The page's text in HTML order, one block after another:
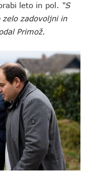
leto in pol. “S
zelo zadovoljni in
Primož.